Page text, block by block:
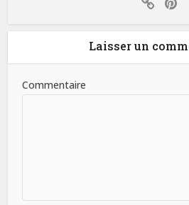
Laisser un
Commentaire